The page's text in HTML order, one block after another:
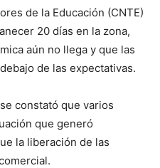
de la Educación (CNTE)
20 días en la zona,
aún no llega y que las
de las expectativas.
constató que varios
que generó
la liberación de las